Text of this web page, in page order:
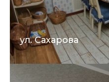
ул. Сахарова